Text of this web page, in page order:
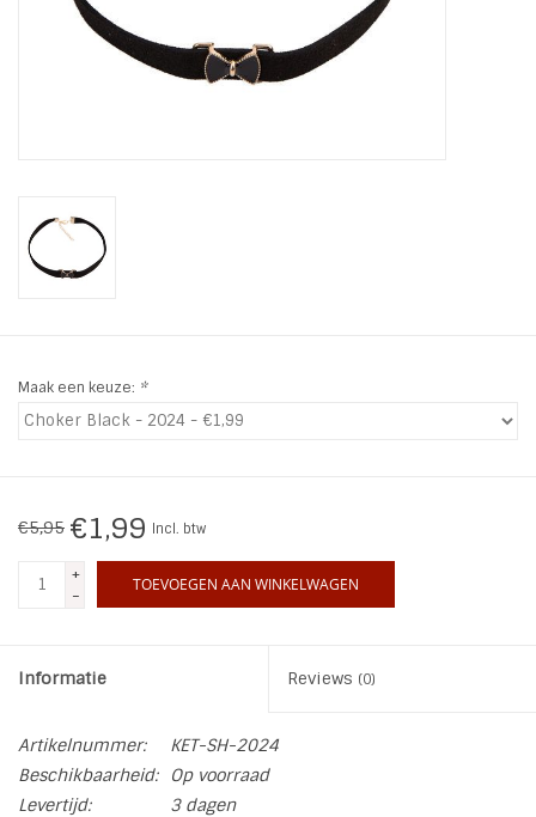
Fashion
Ohlala Jewels
LIFESTYLE PRODUCTEN
SALE
Maak een keuze: *
€5,95 €1,99 Incl. btw
+
-
TOEVOEGEN AAN WINKELWAGEN
Informatie Reviews (0)
Artikelnummer:
KET-SH-2024
Beschikbaarheid:
Op voorraad
Levertijd:
3 dagen